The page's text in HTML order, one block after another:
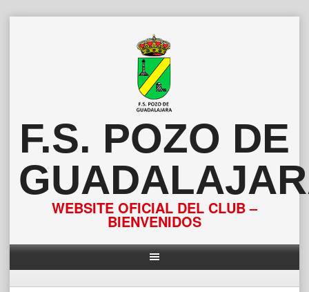
F.S. POZO DE
WEBSITE OFICIAL DEL CLUB –
BIENVENIDOS